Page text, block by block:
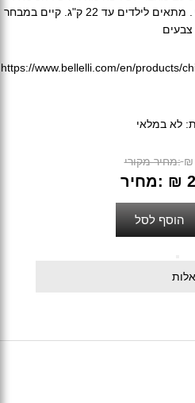
תוצרת איטליה . בעל תקן אירופאי . מתאים לילדים עד 22 ק"ג. קיים במבחר
צבעים
https://www.bellelli.com/en/products/
לא במלאי
מחיר מקורי: ₪
מחיר: ₪